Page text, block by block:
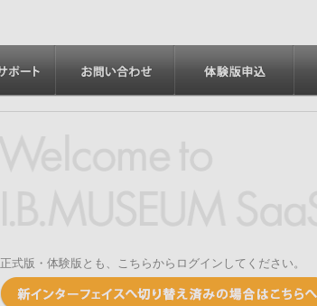
正式版・体験版とも、こちらからログインしてください。